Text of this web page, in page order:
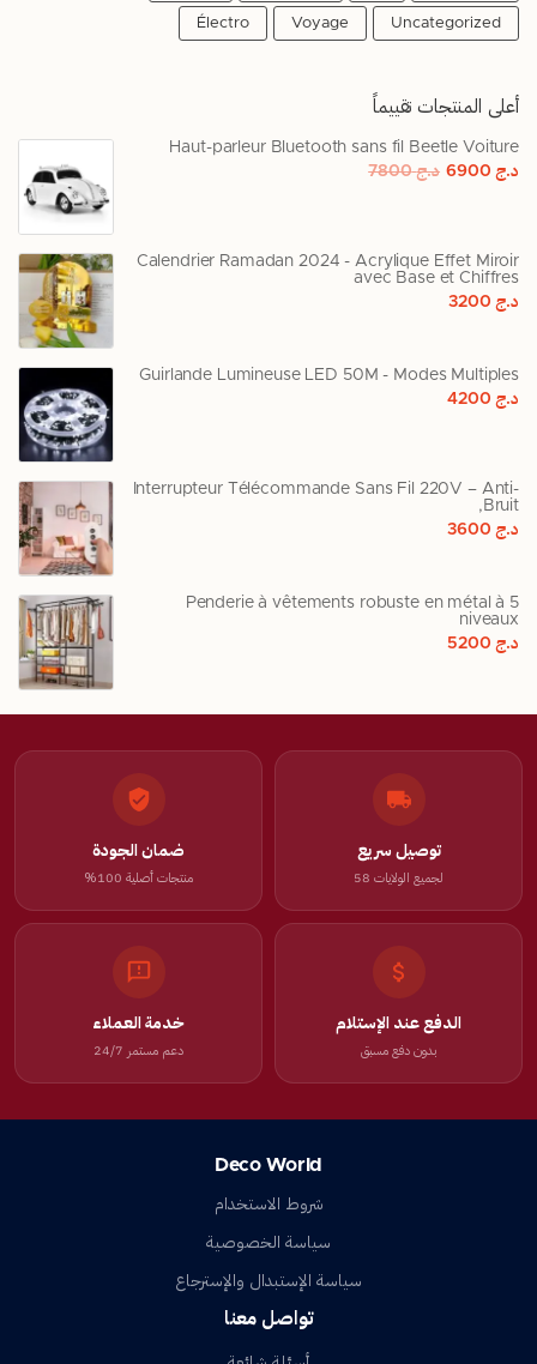
Uncategorized
Voyage
Électro
أعلى المنتجات تقييماً
Haut-parleur Bluetooth sans fil Beetle Voiture
د.ج6900 د.ج7800
Calendrier Ramadan 2024 - Acrylique Effet Miroir
avec Base et Chiffres
د.ج3200
Guirlande Lumineuse LED 50M - Modes Multiples
د.ج4200
Interrupteur Télécommande Sans Fil 220V – Anti-
Bruit,
د.ج3600
Penderie à vêtements robuste en métal à 5
niveaux
د.ج5200
توصيل سريع
لجميع الولايات 58
ضمان الجودة
منتجات أصلية 100%
الدفع عند الإستلام
بدون دفع مسبق
خدمة العملاء
دعم مستمر 24/7
Deco World
شروط الاستخدام
سياسة الخصوصية
سياسة الإستبدال والإسترجاع
تواصل معنا